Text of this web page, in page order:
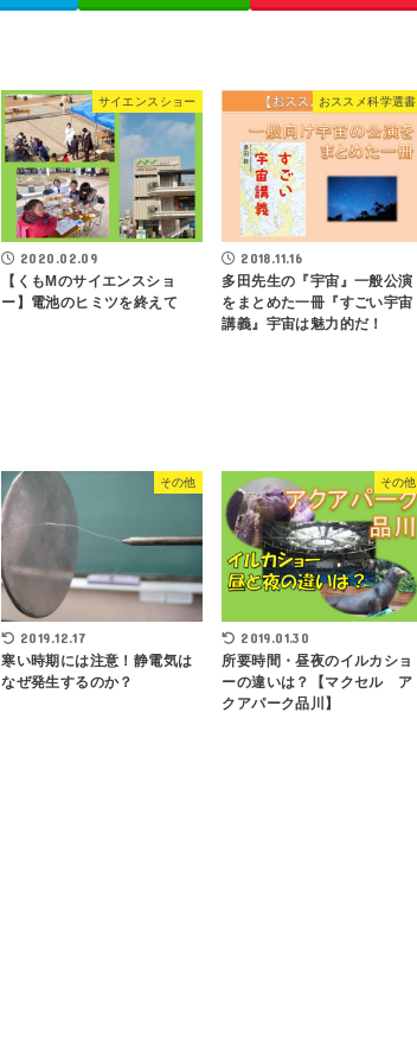
サイエンスショー
2020.02.09
【くもMのサイエンスショ
ー】電池のヒミツを終えて
おススメ科学選書
2018.11.16
多田先生の『宇宙』一般公演
をまとめた一冊『すごい宇宙
講義』宇宙は魅力的だ！
その他
2019.12.17
寒い時期には注意！静電気は
なぜ発生するのか？
その他
2019.01.30
所要時間・昼夜のイルカショ
ーの違いは？【マクセル ア
クアパーク品川】